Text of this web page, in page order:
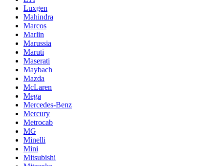
Luxgen
Mahindra
Marcos
Marlin
Marussia
Maruti
Maserati
Maybach
Mazda
McLaren
Mega
Mercedes-Benz
Mercury
Metrocab
MG
Minelli
Mini
Mitsubishi